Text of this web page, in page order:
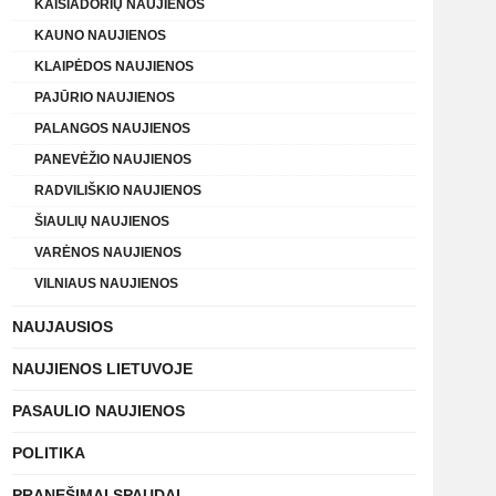
KAIŠIADORIŲ NAUJIENOS
KAUNO NAUJIENOS
KLAIPĖDOS NAUJIENOS
PAJŪRIO NAUJIENOS
PALANGOS NAUJIENOS
PANEVĖŽIO NAUJIENOS
RADVILIŠKIO NAUJIENOS
ŠIAULIŲ NAUJIENOS
VARĖNOS NAUJIENOS
VILNIAUS NAUJIENOS
NAUJAUSIOS
NAUJIENOS LIETUVOJE
PASAULIO NAUJIENOS
POLITIKA